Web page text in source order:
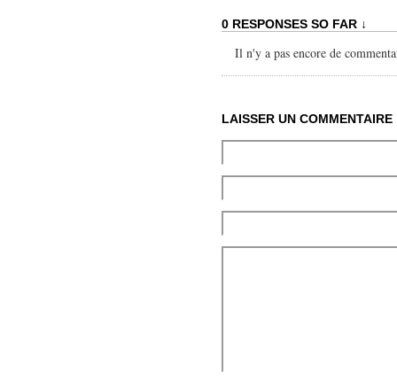
0 RESPONSES SO FAR ↓
Il n'y a pas encore de
LAISSER UN COMMENTAIRE